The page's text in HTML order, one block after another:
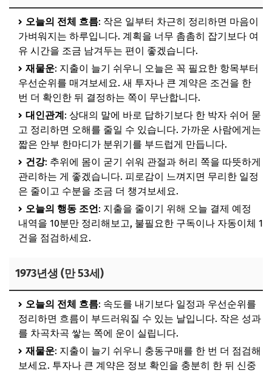
오늘의 전체 흐름: 작은 일부터 차근히 정리하면 마음이
가벼워지는 하루입니다. 계획을 너무 촘촘히 잡기보다 여
유 시간을 조금 남겨두는 편이 좋겠습니다.
재물운: 지출이 늘기 쉬우니 오늘은 꼭 필요한 항목부터
우선순위를 매겨보세요. 새 투자나 큰 계약은 조건을 한
번 더 확인한 뒤 결정하는 쪽이 무난합니다.
대인관계: 상대의 말에 바로 답하기보다 한 박자 쉬어 묻
고 정리하면 오해를 줄일 수 있습니다. 가까운 사람에게는
짧은 안부 한마디가 분위기를 부드럽게 만듭니다.
건강: 추위에 몸이 굳기 쉬워 관절과 허리 쪽을 따뜻하게
관리하는 게 좋겠습니다. 피로감이 느껴지면 무리한 일정
은 줄이고 수분을 조금 더 챙겨보세요.
오늘의 행동 조언: 지출을 줄이기 위해 오늘 결제 예정
내역을 10분만 정리해보고, 불필요한 구독이나 자동이체 1
건을 점검하세요.
1973년생 (만 53세)
오늘의 전체 흐름: 속도를 내기보다 일정과 우선순위를
정리하면 흐름이 부드러워질 수 있는 날입니다. 작은 성과
를 차곡차곡 쌓는 쪽에 운이 실립니다.
재물운: 지출이 늘기 쉬우니 충동구매를 한 번 더 점검해
보세요. 투자나 큰 계약은 정보 확인을 충분히 한 뒤 신중